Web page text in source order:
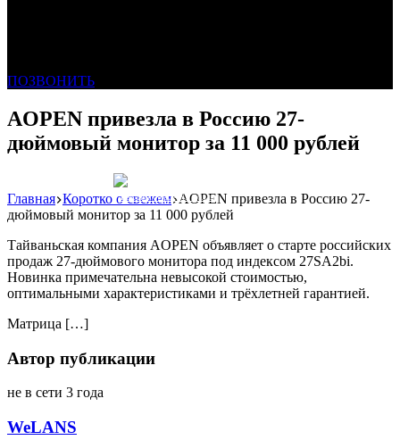
ПОЗВОНИТЬ
AOPEN привезла в Россию 27-
дюймовый монитор за 11 000 рублей
Реклама: WeLANS облако
Главная Коротко о свежем AOPEN привезла в Россию 27-
дюймовый монитор за 11 000 рублей
Тайваньская компания AOPEN объявляет о старте российских
продаж 27-дюймового монитора под индексом 27SA2bi.
Новинка примечательна невысокой стоимостью,
оптимальными характеристиками и трёхлетней гарантией.
Матрица […]
Автор публикации
не в сети 3 года
WeLANS